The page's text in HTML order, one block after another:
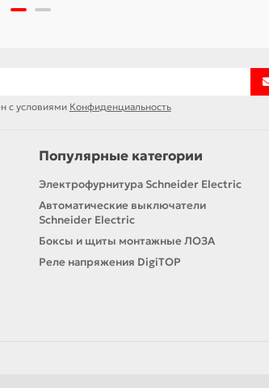
с условиями Конфиденциальность
Популярные категории
Электрофурнитура Schneider Electric
Автоматические выключатели
Schneider Electric
Боксы и щиты монтажные ЛОЗА
Реле напряжения DigiTOP